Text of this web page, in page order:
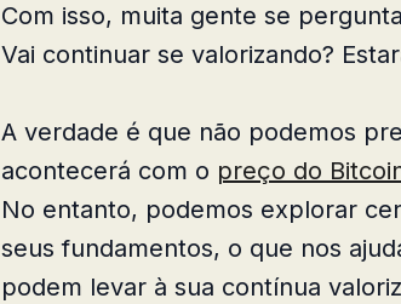
Com isso, muita gente se
Vai continuar se valorizando?
A verdade é que não podemos
acontecerá com o preço do
No entanto, podemos explorar
seus fundamentos, o que nos
podem levar à sua contínua